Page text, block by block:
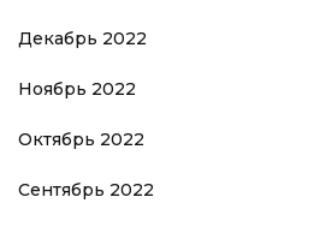
Декабрь 2022
Ноябрь 2022
Октябрь 2022
Сентябрь 2022